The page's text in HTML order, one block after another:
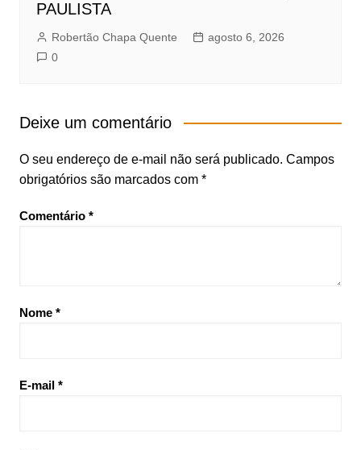
PAULISTA
Robertão Chapa Quente
agosto 6, 2026
0
Deixe um comentário
O seu endereço de e-mail não será publicado. Campos
obrigatórios são marcados com *
Comentário *
Nome *
E-mail *